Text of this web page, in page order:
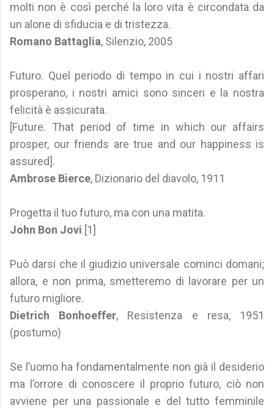
molti non è così perché la loro vita è circondata da
un alone di sfiducia e di tristezza.
Romano Battaglia, Silenzio, 2005
Futuro. Quel periodo di tempo in cui i nostri affari
prosperano, i nostri amici sono sinceri e la nostra
felicità è assicurata.
[Future. That period of time in which our affairs
prosper, our friends are true and our happiness is
assured].
Ambrose Bierce, Dizionario del diavolo, 1911
Progetta il tuo futuro, ma con una matita.
John Bon Jovi [1]
Può darsi che il giudizio universale cominci domani;
allora, e non prima, smetteremo di lavorare per un
futuro migliore.
Dietrich Bonhoeffer, Resistenza e resa, 1951
(postumo)
Se l’uomo ha fondamentalmente non già il desiderio
ma l’orrore di conoscere il proprio futuro, ciò non
avviene per una passionale e del tutto femminile